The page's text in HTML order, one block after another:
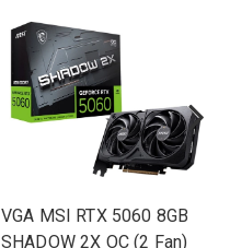
VGA MSI RTX 5060 8GB
SHADOW 2X OC (2 Fan)